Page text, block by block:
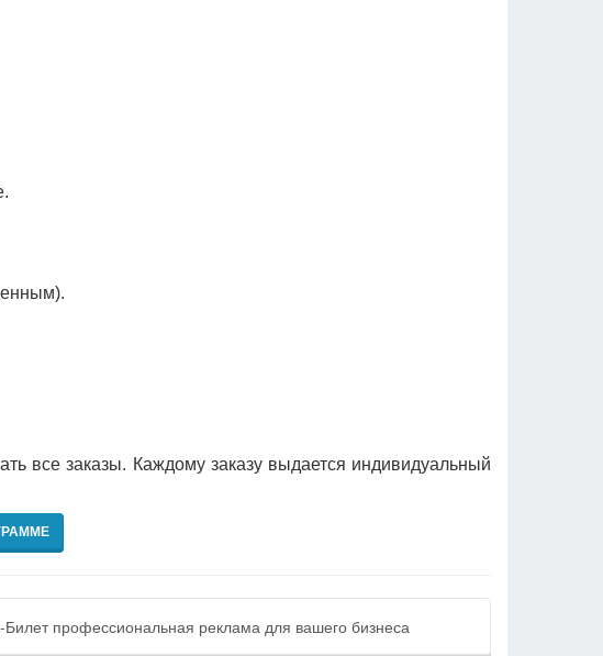
все заказы. Каждому заказу выдается индивидуальный
профессиональная реклама для вашего бизнеса